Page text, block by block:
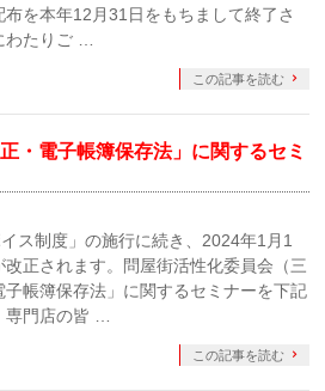
を本年12月31日をもちまして終了さ
わたりご …
この記事を読む
・電子帳簿保存法」に関するセミ
ス制度」の施行に続き、2024年1月1
正されます。問屋街活性化委員会（三
子帳簿保存法」に関するセミナーを下記
専門店の皆 …
この記事を読む